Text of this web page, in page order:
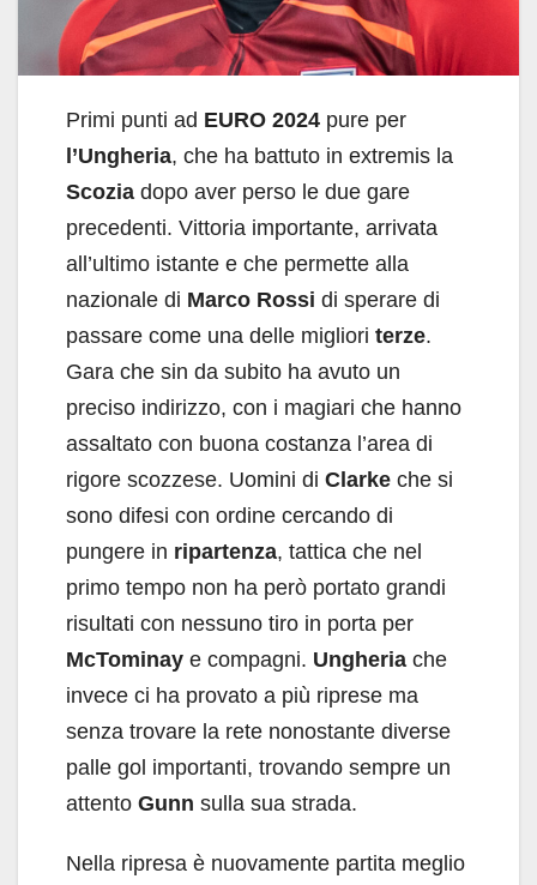
Primi punti ad EURO 2024 pure per
l’Ungheria, che ha battuto in extremis la
Scozia dopo aver perso le due gare
precedenti. Vittoria importante, arrivata
all’ultimo istante e che permette alla
nazionale di Marco Rossi di sperare di
passare come una delle migliori terze.
Gara che sin da subito ha avuto un
preciso indirizzo, con i magiari che hanno
assaltato con buona costanza l’area di
rigore scozzese. Uomini di Clarke che si
sono difesi con ordine cercando di
pungere in ripartenza, tattica che nel
primo tempo non ha però portato grandi
risultati con nessuno tiro in porta per
McTominay e compagni. Ungheria che
invece ci ha provato a più riprese ma
senza trovare la rete nonostante diverse
palle gol importanti, trovando sempre un
attento Gunn sulla sua strada.
Nella ripresa è nuovamente partita meglio